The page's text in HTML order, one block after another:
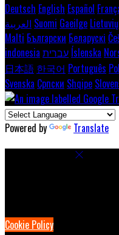
Deutsch English Español
العربية Suomi Gaeilge Lietuvių
Malti Български Беларускі
indonesia עברית Íslenska
日本語 한국어 Português
Svenska Српски Shqipe
Powered by Translate
Cookie Policy